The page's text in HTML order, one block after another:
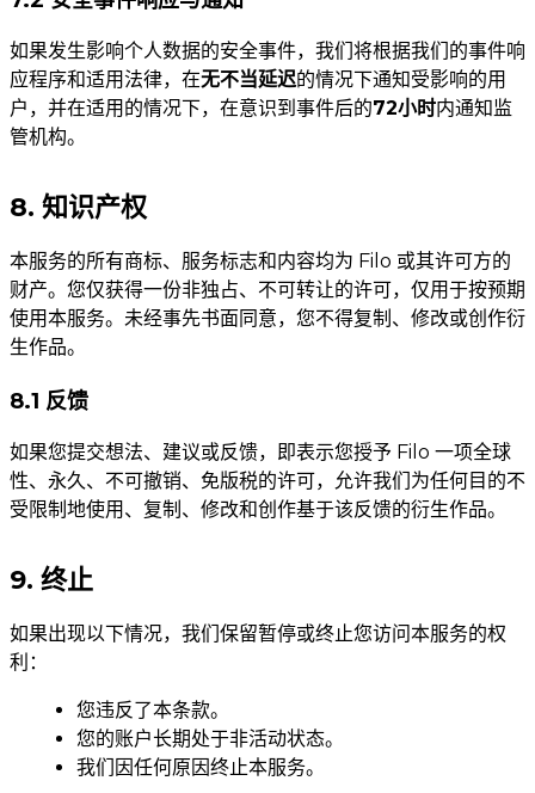
如果发生影响个人数据的安全事件，我们将根据我们的事件响
应程序和适用法律，在无不当延迟的情况下通知受影响的用
户，并在适用的情况下，在意识到事件后的72小时内通知监
管机构。
8. 知识产权
本服务的所有商标、服务标志和内容均为 Filo 或其许可方的
财产。您仅获得一份非独占、不可转让的许可，仅用于按预期
使用本服务。未经事先书面同意，您不得复制、修改或创作衍
生作品。
8.1 反馈
如果您提交想法、建议或反馈，即表示您授予 Filo 一项全球
性、永久、不可撤销、免版税的许可，允许我们为任何目的不
受限制地使用、复制、修改和创作基于该反馈的衍生作品。
9. 终止
如果出现以下情况，我们保留暂停或终止您访问本服务的权
利：
您违反了本条款。
您的账户长期处于非活动状态。
我们因任何原因终止本服务。